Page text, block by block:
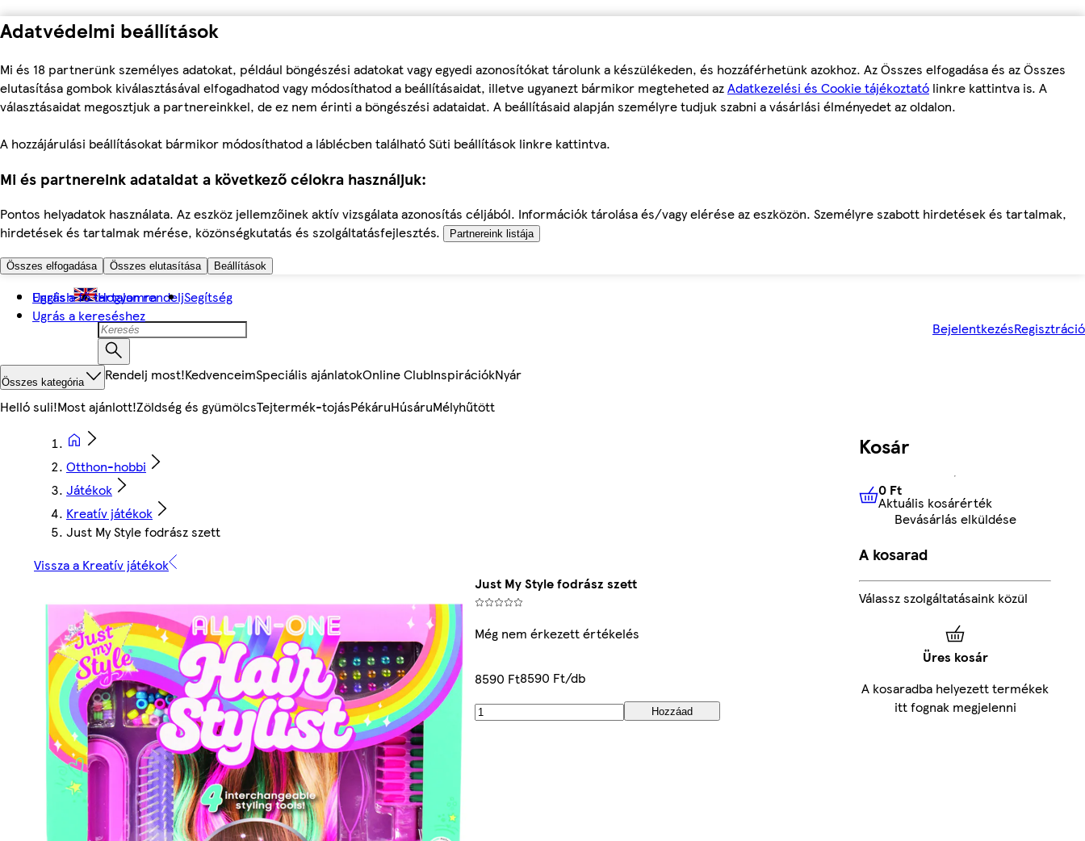
Adatvédelmi beállítások
Mi és 18 partnerünk személyes adatokat, például böngészési adatokat vagy egyedi azonosítókat tárolunk a készülékeden, és hozzáférhetünk azokhoz. Az Összes elfogadása és az Összes
elutasítása gombok kiválasztásával elfogadhatod vagy módosíthatod a beállításaidat, illetve ugyanezt bármikor megteheted azAdatkezelési és Cookie tájékoztató linkre kattintva is. A
választásaidat megosztjuk a partnereinkkel, de ez nem érinti a böngészési adataidat. A beállításaid alapján személyre tudjuk szabni a vásárlási élményedet az oldalon.
A hozzájárulási beállításokat bármikor módosíthatod a láblécben található Süti beállítások linkre kattintva.
Mi és partnereink adataidat a következő célokra használjuk:
Pontos helyadatok használata. Az eszköz jellemzőinek aktív vizsgálata azonosítás céljából. Információk tárolása és/vagy elérése az eszközön. Személyre szabott hirdetések és tartalmak,
hirdetések és tartalmak mérése, közönségkutatás és szolgáltatásfejlesztés.
Partnereink listája
Összes elfogadása Összes elutasítása Beállítások
Ugrás a fő tartalomra
Ugrás a kereséshez
English Hogyan rendeljSegítség
BejelentkezésRegisztráció
Összes kategória Rendelj most!KedvenceimSpeciális ajánlatokOnline ClubInspirációkNyár
Helló suli!Most ajánlott!Zöldség és gyümölcsTejtermék-tojásPékáruHúsáruMélyhűtött
Otthon-hobbi
Játékok
Kreatív játékok
Just My Style fodrász szett
Vissza a Kreatív játékok
Just My Style fodrász szett
Még nem érkezett értékelés
8590 Ft8590 Ft/db
Hozzáad
Kosár
0 FtAktuális kosárérték
0 Ft
Aktuális kosárérték
Bevásárlás elküldése
A kosarad
Válassz szolgáltatásaink közül
Üres kosár
A kosaradba helyezett termékek
itt fognak megjelenni